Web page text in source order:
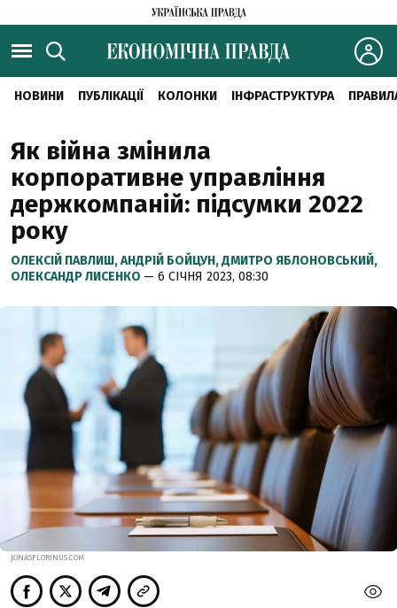
НОВИНИ ПУБЛІКАЦІЇ КОЛОНКИ ІНФРАСТРУКТУРА
Як війна змінила
корпоративне управління
держкомпаній: підсумки 2022
року
ОЛЕКСІЙ ПАВЛИШ,АНДРІЙ БОЙЦУН,ДМИТРО ЯБЛОНОВСЬКИЙ,
ОЛЕКСАНДР ЛИСЕНКО — 6 СІЧНЯ 2023, 08:30
JONASFLORINUS.COM